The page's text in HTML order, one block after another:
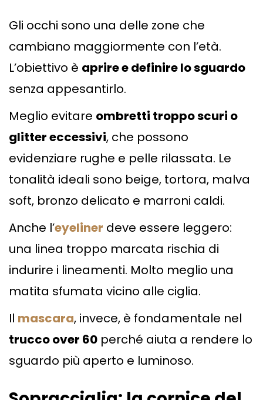
Gli occhi sono una delle zone che
cambiano maggiormente con l’età.
L’obiettivo è aprire e definire lo sguardo
senza appesantirlo.
Meglio evitare ombretti troppo scuri o
glitter eccessivi, che possono
evidenziare rughe e pelle rilassata. Le
tonalità ideali sono beige, tortora, malva
soft, bronzo delicato e marroni caldi.
Anche l’eyeliner deve essere leggero:
una linea troppo marcata rischia di
indurire i lineamenti. Molto meglio una
matita sfumata vicino alle ciglia.
Il mascara, invece, è fondamentale nel
trucco over 60 perché aiuta a rendere lo
sguardo più aperto e luminoso.